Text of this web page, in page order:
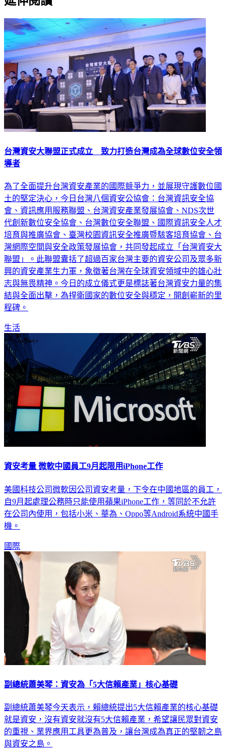
台灣資安大聯盟正式成立 致力打造台灣成為全球數位安全領
導者
為了全面提升台灣資安產業的國際競爭力，並展現守護數位國
土的堅定決心，今日台灣八個資安公協會：台灣資訊安全協
會、資訊應用服務聯盟、台灣資安產業發展協會、NDS次世
代創新數位安全協會、台灣數位安全聯盟、國際資訊安全人才
培育與推廣協會、臺灣校園資訊安全推廣暨駭客培育協會、台
灣網際空間與安全政策發展協會，共同發起成立「台灣資安大
聯盟」。此聯盟囊括了超過百家台灣主要的資安公司及眾多新
興的資安產業生力軍，象徵著台灣在全球資安領域中的雄心壯
志與無畏精神。今日的成立儀式更是標誌著台灣資安力量的集
結與全面出擊，為捍衛國家的數位安全與穩定，開創嶄新的里
程碑。
生活
資安考量 微軟中國員工9月起限用iPhone工作
美國科技公司微軟因公司資安考量，下令在中國地區的員工，
自9月起處理公務時只能使用蘋果iPhone工作，等同於不允許
在公司內使用，包括小米、華為、Oppo等Android系統中國手
機。
國際
副總統蕭美琴：資安為「5大信賴產業」核心基礎
副總統蕭美琴今天表示，賴總統提出5大信賴產業的核心基礎
就是資安，沒有資安就沒有5大信賴產業，希望讓民眾對資安
的重視、業界應用工具更為普及，讓台灣成為真正的堅韌之島
與資安之島。